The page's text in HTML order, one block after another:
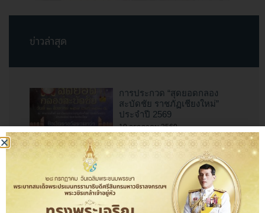
ข่าวล่าสุด
การประกวด “สุดยอดกลอง
สะบัดชัย ราชภัฏเชียงใหม่”
ประจำปี 2569
10 กรกฎาคม 2569
สำนักศิลปะและวัฒนธรรม
มหาวิทยาลัยราชภัฏเชียงใหม่
ร่วมเป็นเจ้าภาพจัดงาน “ป๋าเวณี
ทำบุญตักบาตรเจ้าพ่อช้างเผือก”
ไหว้สาพญาช้างเผือกหัวเวียง
เชียงใหม่ ปี พ.ศ. 2569